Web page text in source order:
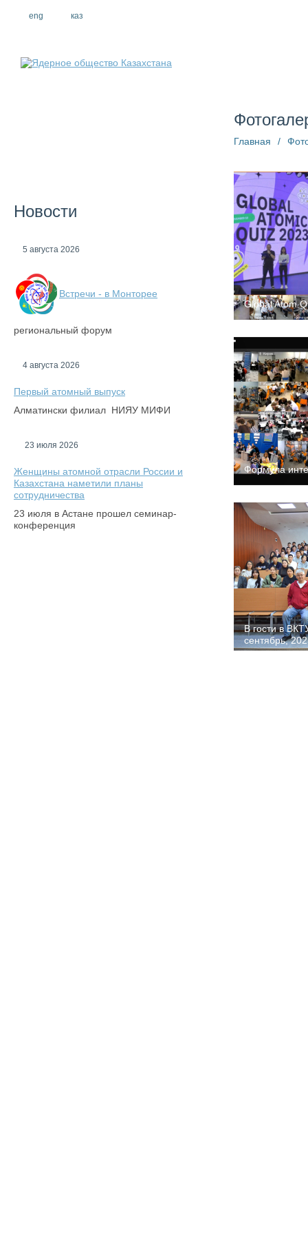
eng каз
Новости
5 августа 2026
Встречи - в Монторее
региональный форум
4 августа 2026
Первый атомный выпуск
Алматински филиал НИЯУ МИФИ
23 июля 2026
Женщины атомной отрасли России и
Казахстана наметили планы
сотрудничества
23 июля в Астане прошел семинар-
конференция
Главная /
Global Atom
Формула
В гости в
сентябрь,